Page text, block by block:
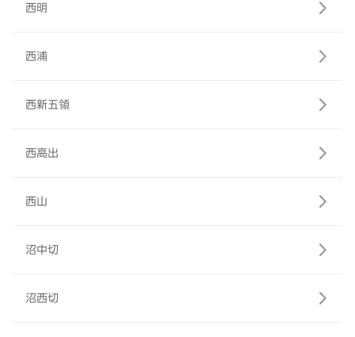
西明
西浦
西新五領
西高出
西山
沼中切
沼西切